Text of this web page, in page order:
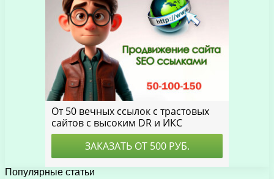
Популярные статьи